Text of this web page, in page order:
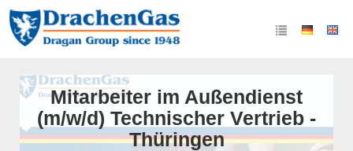
Mitarbeiter im Außendienst
(m/w/d) Technischer Vertrieb -
Thüringen